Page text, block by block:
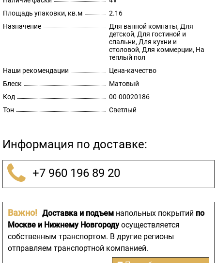
Площадь упаковки, кв.м
2.16
Назначение
Для ванной комнаты, Для
детской, Для гостиной и
спальни, Для кухни и
столовой, Для коммерции, На
теплый пол
Наши рекомендации
Цена-качество
Блеск
Матовый
Код
00-00020186
Тон
Светлый
Информация по доставке:
+7 960 196 89 20
Важно! Доставка и подъем напольных покрытий по
Москве и Нижнему Новгородуосуществляется
собственным транспортом. В другие регионы
отправляем транспортной компанией.